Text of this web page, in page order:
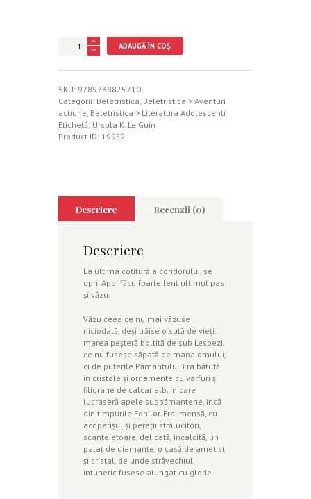
Cantitate
Mormintele
ADAUGĂ ÎN COȘ
SKU: 9789738825710
Categorii: Beletristica, Beletristica > Aventuri
actiune, Beletristica > Literatura Adolescenti
Etichetă: Ursula K. Le Guin
Product ID: 19952
Descriere Recenzii (0)
Descriere
La ultima cotitură a coridorului, se
opri. Apoi făcu foarte lent ultimul pas
şi văzu.
Văzu ceea ce nu mai văzuse
niciodată, deşi trăise o sută de vieţi:
marea peşteră boltită de sub Lespezi,
ce nu fusese săpată de mana omului,
ci de puterile Pămantului. Era bătută
in cristale şi ornamente cu varfuri şi
filigrane de calcar alb, in care
lucraseră apele subpămantene, incă
din timpurile Eonilor. Era imensă, cu
acoperişul şi pereţii strălucitori,
scanteietoare, delicată, incalcită, un
palat de diamante, o casă de ametist
şi cristal, de unde străvechiul
intuneric fusese alungat cu glorie.